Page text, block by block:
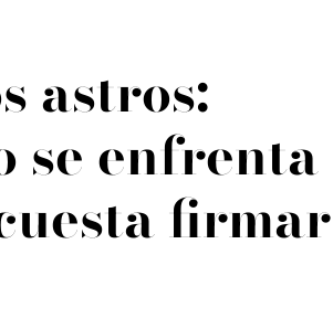
astros:
se enfrenta
firmar